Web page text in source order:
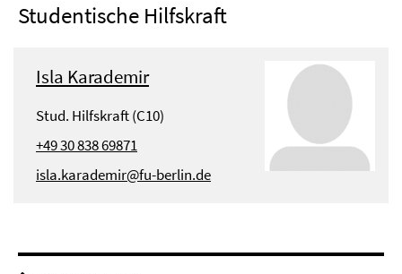
Studentische Hilfskraft
Isla Karademir
Stud. Hilfskraft (C10)
+49 30 838 69871
isla.karademir@fu-berlin.de